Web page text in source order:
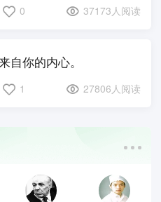
0 37173人阅读
自你的内心。
1 27806人阅读